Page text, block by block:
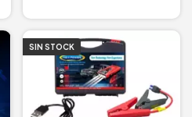
SIN STOCK